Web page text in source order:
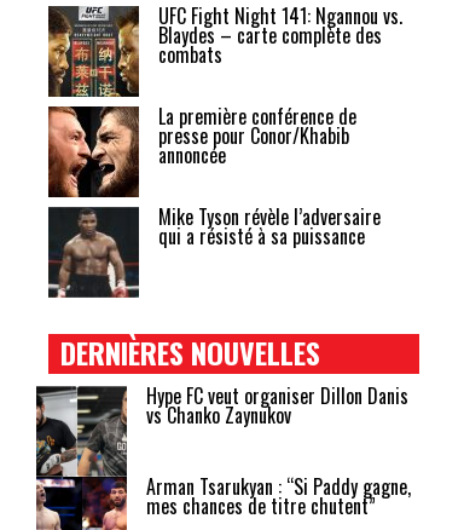
UFC Fight Night 141: Ngannou vs.
Blaydes – carte complète des
combats
La première conférence de
presse pour Conor/Khabib
annoncée
Mike Tyson révèle l’adversaire
qui a résisté à sa puissance
DERNIÈRES NOUVELLES
Hype FC veut organiser Dillon Danis
vs Chanko Zaynukov
Arman Tsarukyan : “Si Paddy gagne,
mes chances de titre chutent”